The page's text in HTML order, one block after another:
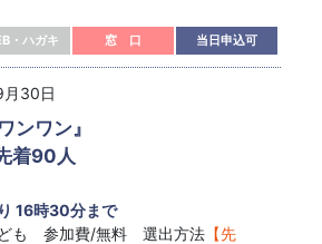
・ハガキ 窓 口 当日申込可
30日
ンワン』
着90人
16時30分まで
も 参加費/無料 選出方法 【先